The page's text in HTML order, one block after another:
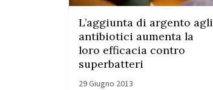
L’aggiunta di argento agli
antibiotici aumenta la
loro efficacia contro
superbatteri
29 Giugno 2013